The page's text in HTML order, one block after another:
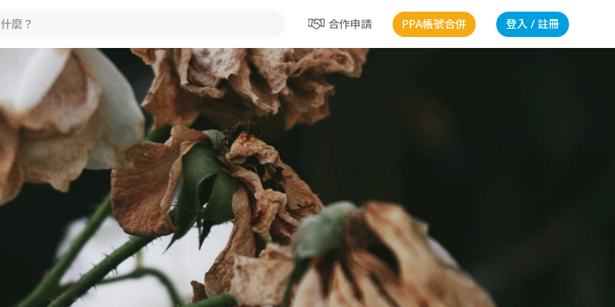
合作申請 PPA帳號合併 登入 / 註冊